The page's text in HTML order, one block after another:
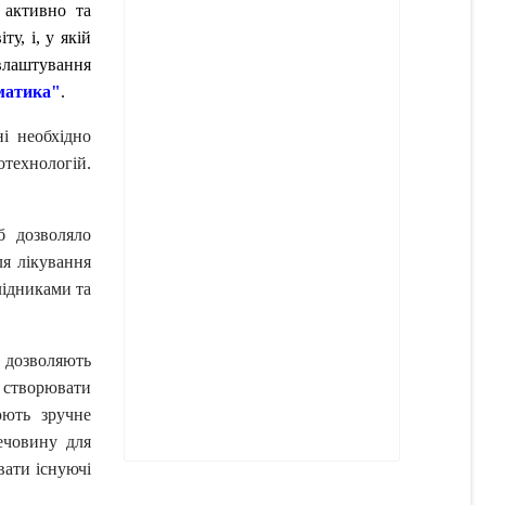
та
і, у якій
.
необхідно
дозволяло
лікування
та
зручне
для
існуючі